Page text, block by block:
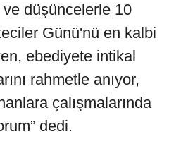
düşüncelerle 10
Günü'nü en kalbi
ebediyete intikal
rahmetle anıyor,
çalışmalarında
dedi.